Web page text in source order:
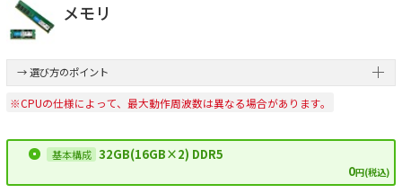
メモリ
→ 選び方のポイント
※CPUの仕様によって、最大動作周波数は異なる場合があります。
32GB(16GB×2) DDR5
0円(税込)